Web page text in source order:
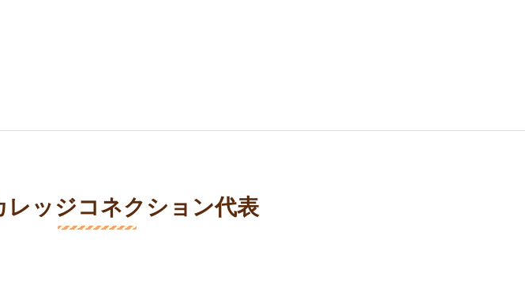
レッジコネクション代表